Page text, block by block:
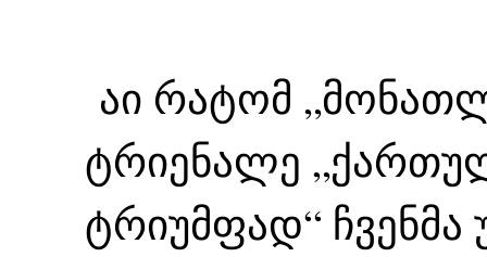
აი რატომ
ტრიენალე
ტრიუმფად“